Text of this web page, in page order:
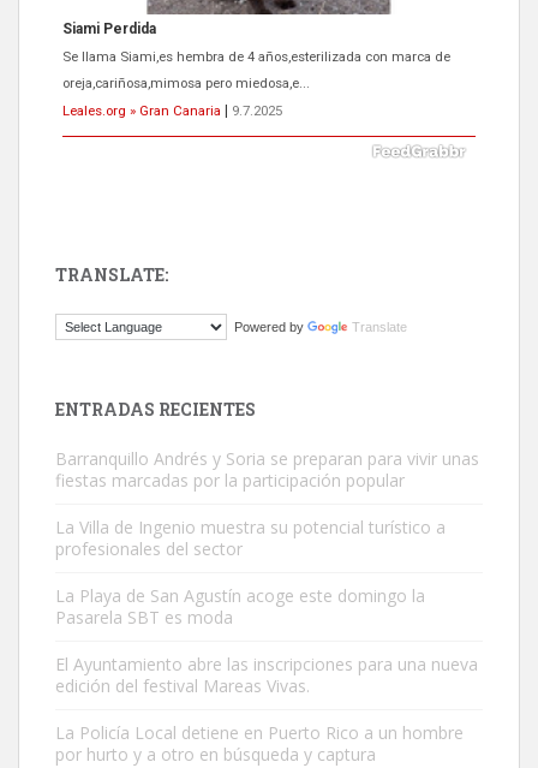
ADOPCIÓN URGENTE GATA TEROR GRAN CANARIA
El ayuntamiento se va a llevar a Los Gatos callejeros de la zona los
próximos días, ella incluida...
Leales.org » Gran Canaria
9.7.2025
Este gato macho ha aparecido en la calle hace menos de un mes,
Busco adopción responsable para mi perra. Pastor alemán,
Leales.org » Gran Canaria
6.7.2025
TRANSLATE:
Powered by Translate
ENTRADAS RECIENTES
Barranquillo Andrés y Soria se preparan para vivir unas
fiestas marcadas por la participación popular
La Villa de Ingenio muestra su potencial turístico a
profesionales del sector
La Playa de San Agustín acoge este domingo la
Pasarela SBT es moda
El Ayuntamiento abre las inscripciones para una nueva
edición del festival Mareas Vivas.
La Policía Local detiene en Puerto Rico a un hombre
por hurto y a otro en búsqueda y captura